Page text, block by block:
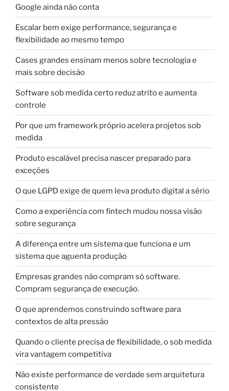
Google ainda não conta
Escalar bem exige performance, segurança e
flexibilidade ao mesmo tempo
Cases grandes ensinam menos sobre tecnologia e
mais sobre decisão
Software sob medida certo reduz atrito e aumenta
controle
Por que um framework próprio acelera projetos sob
medida
Produto escalável precisa nascer preparado para
exceções
O que LGPD exige de quem leva produto digital a sério
Como a experiência com fintech mudou nossa visão
sobre segurança
A diferença entre um sistema que funciona e um
sistema que aguenta produção
Empresas grandes não compram só software.
Compram segurança de execução.
O que aprendemos construindo software para
contextos de alta pressão
Quando o cliente precisa de flexibilidade, o sob medida
vira vantagem competitiva
Não existe performance de verdade sem arquitetura
consistente